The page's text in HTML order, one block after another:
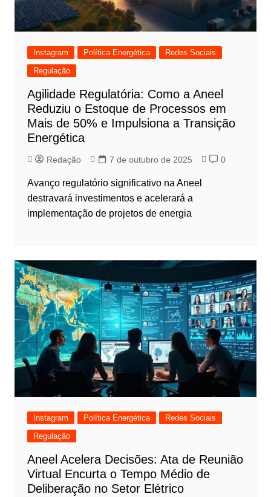
Instagram Política Energética
Redes Sociais
Regulação
Agilidade Regulatória: Como a Aneel
Reduziu o Estoque de Processos em
Mais de 50% e Impulsiona a Transição
Energética
Redação 7 de outubro de 2025 0
Avanço regulatório significativo na Aneel
destravará investimentos e acelerará a
implementação de projetos de energia
Instagram Política Energética
Redes Sociais
Regulação
Aneel Acelera Decisões: Ata de Reunião
Virtual Encurta o Tempo Médio de
Deliberação no Setor Elétrico